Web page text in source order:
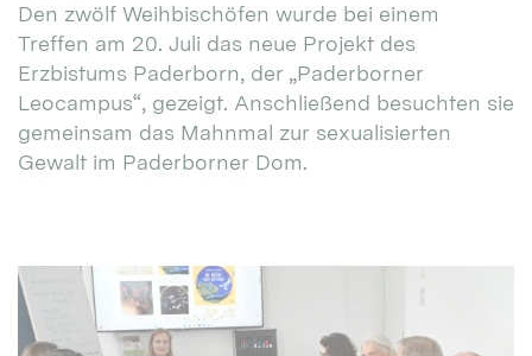
Den zwölf Weihbischöfen wurde bei einem
Treffen am 20. Juli das neue Projekt des
Erzbistums Paderborn, der „Paderborner
Leocampus“, gezeigt. Anschließend besuchten sie
gemeinsam das Mahnmal zur sexualisierten
Gewalt im Paderborner Dom.